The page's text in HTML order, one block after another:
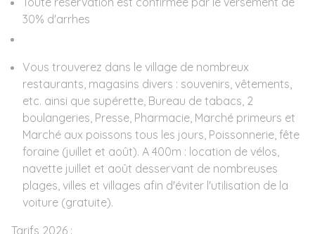
30% d'arrhes
Vous trouverez dans le village de nombreux
restaurants, magasins divers : souvenirs, vêtements,
etc. ainsi que supérette, Bureau de tabacs, 2
boulangeries, Presse, Pharmacie, Marché primeurs et
Marché aux poissons tous les jours, Poissonnerie, fête
foraine (juillet et août). A 400m : location de vélos,
navette juillet et août desservant de nombreuses
plages, villes et villages afin d'éviter l'utilisation de la
voiture (gratuite).
Tarifs 2026 :